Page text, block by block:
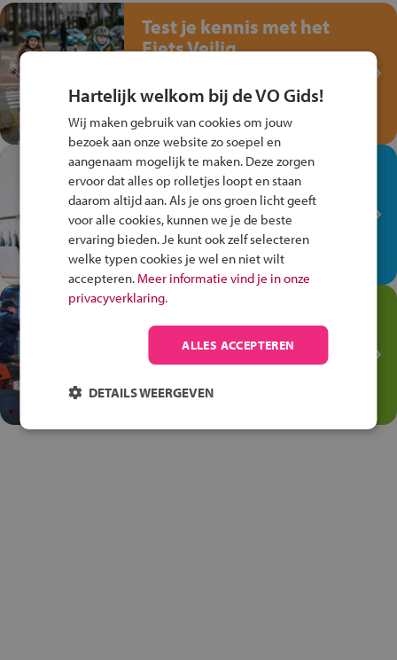
Test je kennis met het
Fiets Veilig
Speel het Fiets Veilig Verkeersspel
en win een Cortina-fiets!
In de winkel ben je op je
plek!
Ontdek via het vmbo jouw talent
op de winkelvloer, waar elke dag
anders is!
Jouw talent in de
Transport en Logistiek
Kies voor vmbo Transport en
thuiskomen!
Hartelijk welkom bij de VO Gids!
Wij maken gebruik van cookies om jouw
bezoek aan onze website zo soepel en
aangenaam mogelijk te maken. Deze zorgen
ervoor dat alles op rolletjes loopt en staan
daarom altijd aan. Als je ons groen licht geeft
voor alle cookies, kunnen we je de beste
ervaring bieden. Je kunt ook zelf selecteren
welke typen cookies je wel en niet wilt
accepteren. Meer informatie vind je in onze
privacyverklaring.
ALLES ACCEPTEREN
DETAILS WEERGEVEN